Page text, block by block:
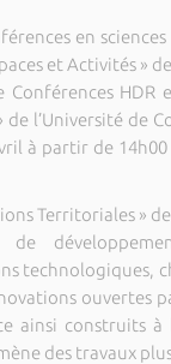
en
et Activités »
de l’Université de
à partir de
Territoriales »
de
technologiques,
ouvertes
ainsi construits
des travaux